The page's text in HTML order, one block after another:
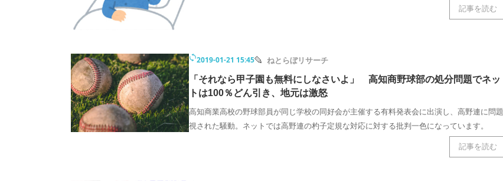
記事を読む
2019-01-21 15:45 ねとらぼリサーチ
「それなら甲子園も無料にしなさいよ」 高知商野球部の処分問題でネッ
トは100％どん引き、地元は激怒
高知商業高校の野球部員が同じ学校の同好会が主催する有料発表会に出演し、高野連に問題
視された騒動。ネットでは高野連の杓子定規な対応に対する批判一色になっています。
記事を読む